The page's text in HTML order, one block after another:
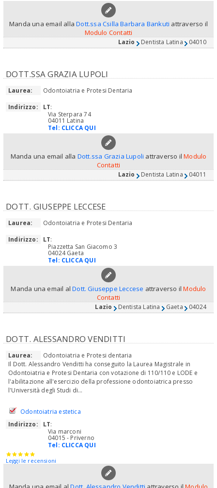
Manda una email allaDott.ssa Csilla Barbara Bankuti attraverso il
Modulo Contatti
Lazio Dentista Latina 04010
DOTT.SSA GRAZIA LUPOLI
Laurea:
Odontoiatria e Protesi Dentaria
Indirizzo:
LT:
Via Sterpara 74
04011 Latina
Tel: CLICCA QUI
Manda una email alla Dott.ssa Grazia Lupoli attraverso ilModulo
Contatti
Lazio Dentista Latina 04011
DOTT. GIUSEPPE LECCESE
Laurea:
Odontoiatria e Protesi Dentaria
Indirizzo:
LT:
Piazzetta San Giacomo 3
04024 Gaeta
Tel: CLICCA QUI
Manda una email alDott. Giuseppe Leccese attraverso ilModulo
Contatti
Lazio Dentista Latina Gaeta 04024
DOTT. ALESSANDRO VENDITTI
Laurea:
Odontoiatria e Protesi dentaria
Il Dott. Alessandro Venditti ha conseguito la Laurea Magistrale in
Odontoiatria e Protesi Dentaria con votazione di 110/110 e LODE e
l'abilitazione all'esercizio della professione odontoiatrica presso
l'Università degli Studi di...
Odontoiatria estetica
Indirizzo:
LT:
Via marconi
04015 - Priverno
Tel: CLICCA QUI
Leggi le recensioni